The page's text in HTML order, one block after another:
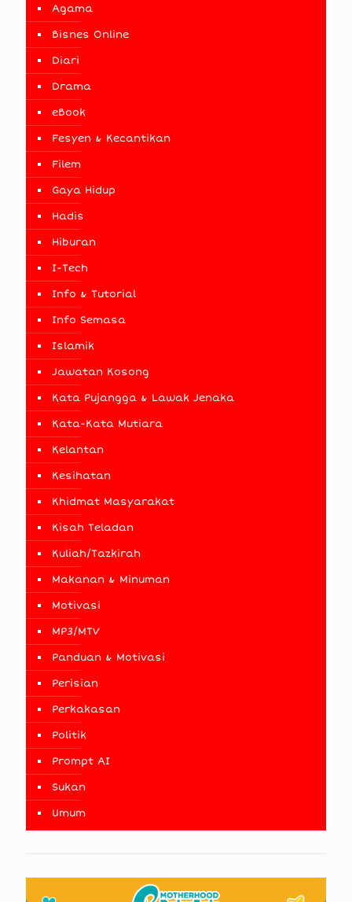
Agama
Bisnes Online
Diari
Drama
eBook
Fesyen & Kecantikan
Filem
Gaya Hidup
Hadis
Hiburan
I-Tech
Info & Tutorial
Info Semasa
Islamik
Jawatan Kosong
Kata Pujangga & Lawak Jenaka
Kata-Kata Mutiara
Kelantan
Kesihatan
Khidmat Masyarakat
Kisah Teladan
Kuliah/Tazkirah
Makanan & Minuman
Motivasi
MP3/MTV
Panduan & Motivasi
Perisian
Perkakasan
Politik
Prompt AI
Sukan
Umum